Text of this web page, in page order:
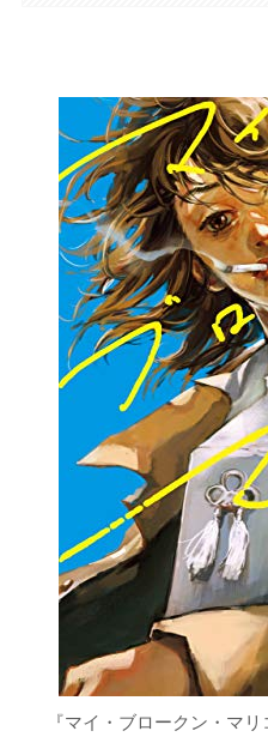
『マイ・ブロークン・マ